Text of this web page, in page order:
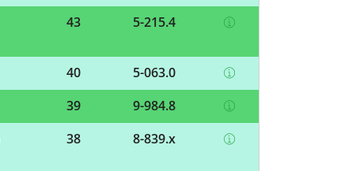
43 5-215.4
40
5-063.0
39
9-984.8
38 8-839.x